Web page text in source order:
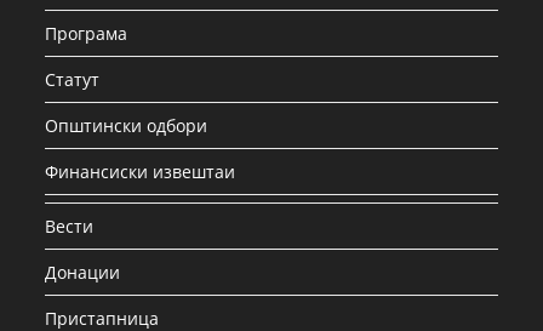
Програма
Статут
Општински одбори
Финансиски извештаи
Вести
Донации
Пристапница